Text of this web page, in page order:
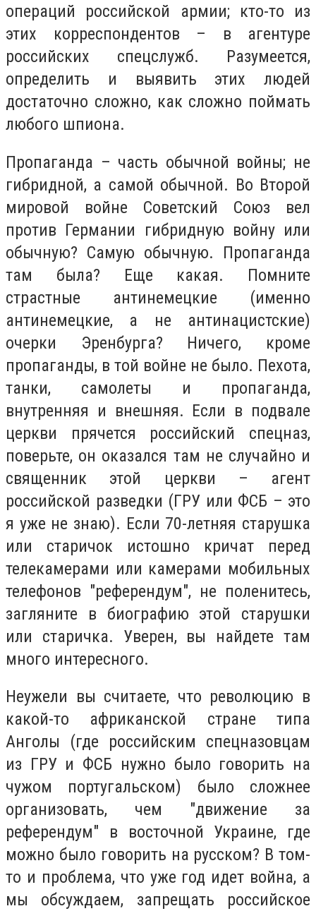
операций российской армии; кто-то из
этих корреспондентов – в агентуре
российских спецслужб. Разумеется,
определить и выявить этих людей
достаточно сложно, как сложно поймать
любого шпиона.
Пропаганда – часть обычной войны; не
гибридной, а самой обычной. Во Второй
мировой войне Советский Союз вел
против Германии гибридную войну или
обычную? Самую обычную. Пропаганда
там была? Еще какая. Помните
страстные антинемецкие (именно
антинемецкие, а не антинацистские)
очерки Эренбурга? Ничего, кроме
пропаганды, в той войне не было. Пехота,
танки, самолеты и пропаганда,
внутренняя и внешняя. Если в подвале
церкви прячется российский спецназ,
поверьте, он оказался там не случайно и
священник этой церкви – агент
российской разведки (ГРУ или ФСБ – это
я уже не знаю). Если 70-летняя старушка
или старичок истошно кричат перед
телекамерами или камерами мобильных
телефонов "референдум", не поленитесь,
загляните в биографию этой старушки
или старичка. Уверен, вы найдете там
много интересного.
Неужели вы считаете, что революцию в
какой-то африканской стране типа
Анголы (где российским спецназовцам
из ГРУ и ФСБ нужно было говорить на
чужом португальском) было сложнее
организовать, чем "движение за
референдум" в восточной Украине, где
можно было говорить на русском? В том-
то и проблема, что уже год идет война, а
мы обсуждаем, запрещать российское